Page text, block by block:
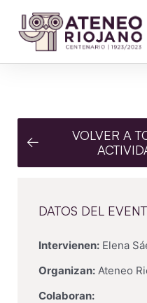
VOLVER A
DATOS DEL
Intervienen: Elena
Organizan: Ateneo
Colaboran: